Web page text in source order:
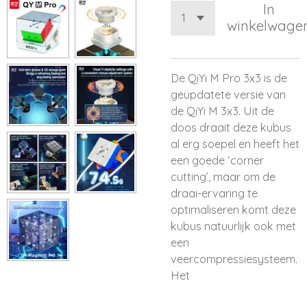
In
De QiYi M Pro 3x3 is de
geüpdatete versie van
de QiYi M 3x3. Uit de
doos draait deze kubus
al erg soepel en heeft het
een goede ‘corner
cutting’, maar om de
draai-ervaring te
optimaliseren komt deze
kubus natuurlijk ook met
een
veercompressiesysteem.
Het